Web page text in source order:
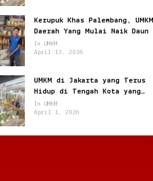
Kerupuk Khas Palembang, UMKM
Daerah Yang Mulai Naik Daun
In UMKM
April 13, 2026
UMKM di Jakarta yang Terus
Hidup di Tengah Kota yang
Bergerak Cepat
In UMKM
April 1, 2026